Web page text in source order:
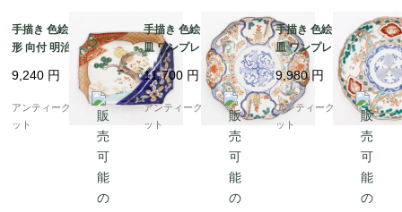
手描き 色絵 伊万里 角
形 向付 明治・大正 ア
ンティーク 和食器 ハレ
の日（松・鳥・花唐
草・菱・シダ）
9,240 円
アンティークブルーパロ
ット
手描き 色絵 中皿 七寸
皿 ワンプレート おしゃ
れ 大正 骨董 アンティ
ーク 和食器 おもてなし
パステル（唐花・唐
草・鳳凰・立湧・盆
11,700 円
アンティークブルーパロ
ット
手描き 色絵 中皿 七寸
皿 ワンプレート おしゃ
れ 大正 骨董 アンティ
ーク 和食器 おもてなし
（松竹梅・三つ葉・鳳
凰・菊・菱）
9,980円
アンティークブルーパロ
ット